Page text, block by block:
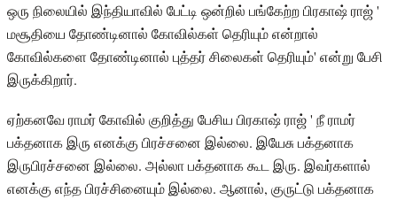
ஒரு நிலையில் இந்தியாவில் பேட்டி ஒன்றில் பங்கேற்ற பிரகாஷ் ராஜ் '
மசூதியை தோண்டினால் கோவில்கள் தெரியும் என்றால்
கோவில்களை தோண்டினால் புத்தர் சிலைகள் தெரியும்' என்று பேசி
இருக்கிறார்.
ஏற்கனவே ராமர் கோவில் குறித்து பேசிய பிரகாஷ் ராஜ் ' நீ ராமர்
பக்தனாக இரு எனக்கு பிரச்சனை இல்லை. இயேசு பக்தனாக
இருபிரச்சனை இல்லை. அல்லா பக்தனாக கூட இரு. இவர்களால்
எனக்கு எந்த பிரச்சினையும் இல்லை. ஆனால், குருட்டு பக்தனாக